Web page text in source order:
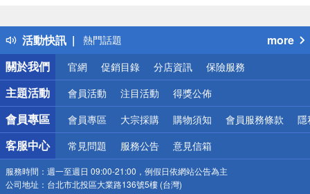
活動快訊
得獎公告
熱門話題
銀行優惠
偏遠地區配送
詐騙網頁！請小心！
more
關於我們
官網 促銷目錄 分店資訊 保險服務
主題活動 會員活動 注目活動 得獎公佈
會員專區 會員專區 大宗採購 購物須知 會員服務條款 隱
客服中心 常見問題 服務公告 意見信箱
服務時間： 週一至週日 09:00-21:00，例假日依網站公告為主
公司地址： 台北市北投區大業路136號5樓 (台灣)